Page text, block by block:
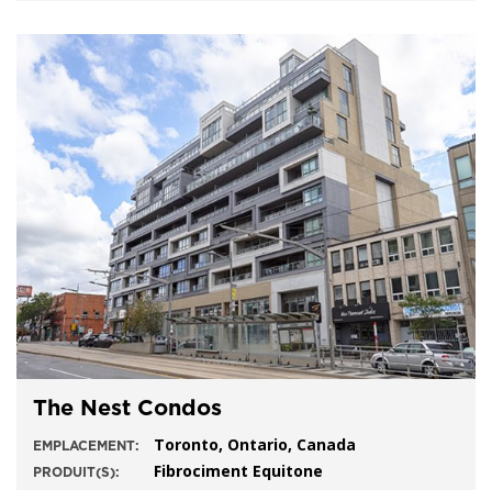
The Nest Condos
EMPLACEMENT: Toronto, Ontario, Canada
PRODUIT(S): Fibrociment Equitone